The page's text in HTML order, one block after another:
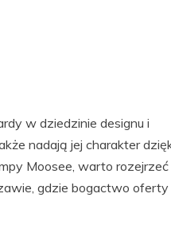
w dziedzinie designu i
nadają jej charakter
Moosee, warto rozejrzeć
gdzie bogactwo oferty